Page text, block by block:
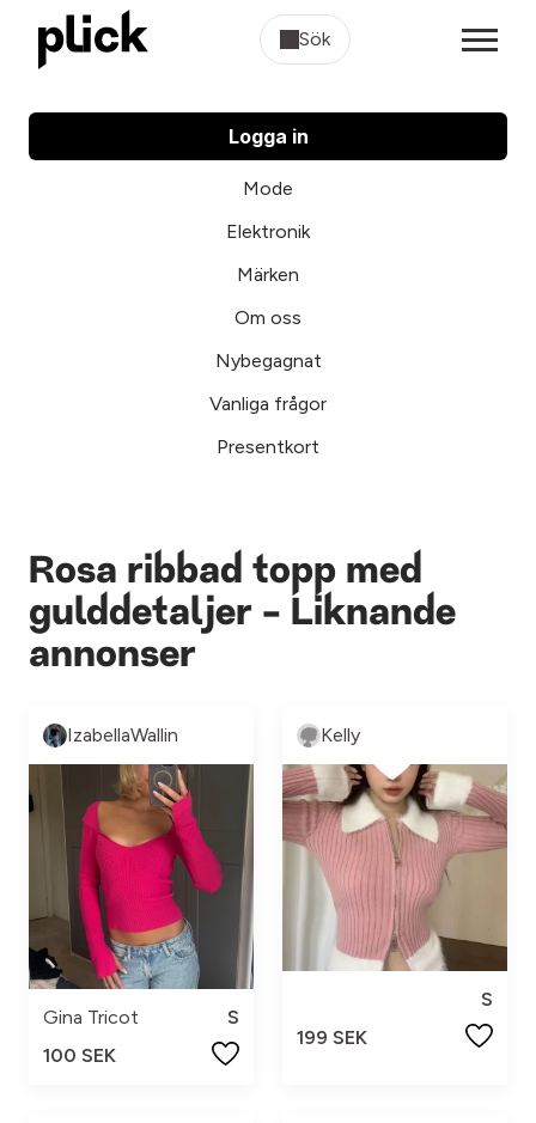
Sök
Logga in
Mode
Elektronik
Märken
Om oss
Nybegagnat
Vanliga frågor
Presentkort
Rosa ribbad topp med
gulddetaljer - Liknande
annonser
IzabellaWallin
Gina Tricot
S
100 SEK
Kelly
S
199 SEK